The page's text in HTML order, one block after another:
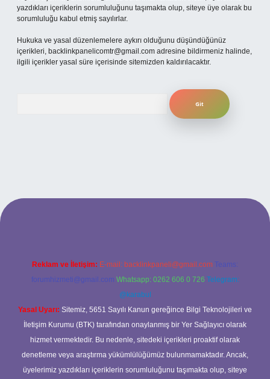
yazdıkları içeriklerin sorumluluğunu taşımakta olup, siteye üye olarak bu
sorumluluğu kabul etmiş sayılırlar.
Hukuka ve yasal düzenlemelere aykırı olduğunu düşündüğünüz
içerikleri, backlinkpanelicomtr@gmail.com adresine bildirmeniz halinde,
ilgili içerikler yasal süre içerisinde sitemizden kaldırılacaktır.
bahis sitesi
Reklam ve İletişim: E-mail: backlinkpaneli@gmail.com Teams:
forumhizmeti@gmail.com Whatsapp: 0262 606 0 726 Telegram:
@karabul
Yasal Uyarı: Sitemiz, 5651 Sayılı Kanun gereğince Bilgi Teknolojileri ve
İletişim Kurumu (BTK) tarafından onaylanmış bir Yer Sağlayıcı olarak
hizmet vermektedir. Bu nedenle, sitedeki içerikleri proaktif olarak
denetleme veya araştırma yükümlülüğümüz bulunmamaktadır. Ancak,
üyelerimiz yazdıkları içeriklerin sorumluluğunu taşımakta olup, siteye